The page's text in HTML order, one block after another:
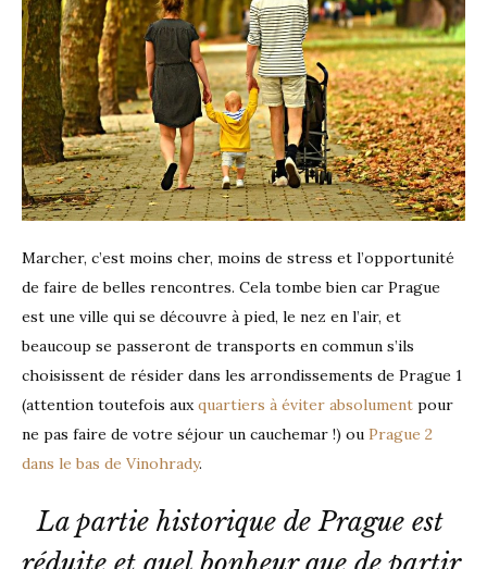
Marcher, c’est moins cher, moins de stress et l’opportunité
de faire de belles rencontres. Cela tombe bien car Prague
est une ville qui se découvre à pied, le nez en l’air, et
beaucoup se passeront de transports en commun s’ils
choisissent de résider dans les arrondissements de Prague 1
(attention toutefois auxquartiers à éviter absolument pour
ne pas faire de votre séjour un cauchemar !) ou Prague 2
dans le bas de Vinohrady.
La partie historique de Prague est